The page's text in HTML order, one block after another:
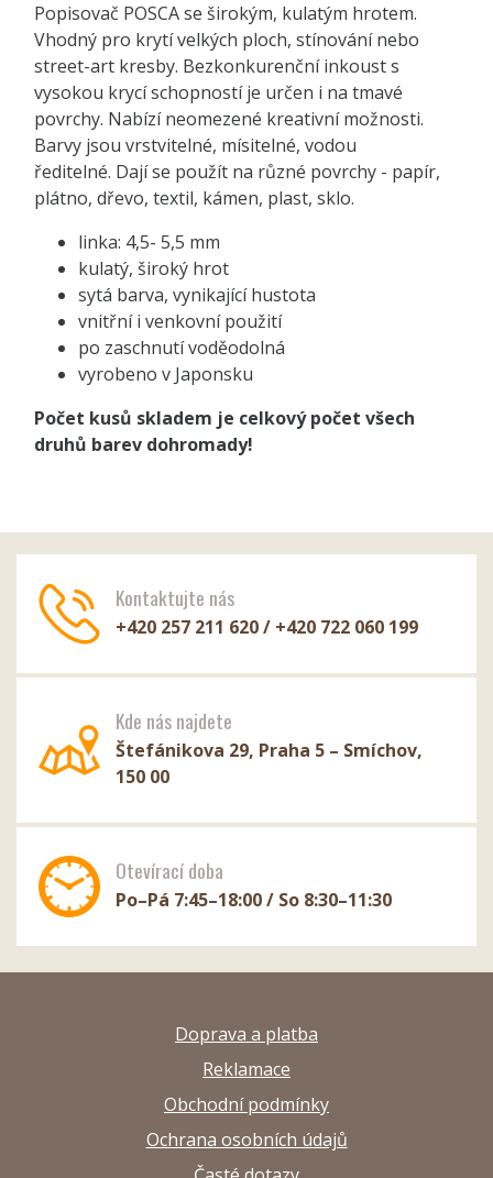
Popisovač POSCA se širokým, kulatým hrotem.
Vhodný pro krytí velkých ploch, stínování nebo
street-art kresby. Bezkonkurenční inkoust s
vysokou krycí schopností je určen i na tmavé
povrchy. Nabízí neomezené kreativní možnosti.
Barvy jsou vrstvitelné, mísitelné, vodou
ředitelné. Dají se použít na různé povrchy - papír,
plátno, dřevo, textil, kámen, plast, sklo.
linka: 4,5- 5,5 mm
kulatý, široký hrot
sytá barva, vynikající hustota
vnitřní i venkovní použití
po zaschnutí voděodolná
vyrobeno v Japonsku
Počet kusů skladem je celkový počet všech
druhů barev dohromady!
Kontaktujte nás
+420 257 211 620 / +420 722 060 199
Kde nás najdete
Štefánikova 29, Praha 5 – Smíchov,
150 00
Otevírací doba
Po–Pá 7:45–18:00 / So 8:30–11:30
Doprava a platba
Reklamace
Obchodní podmínky
Ochrana osobních údajů